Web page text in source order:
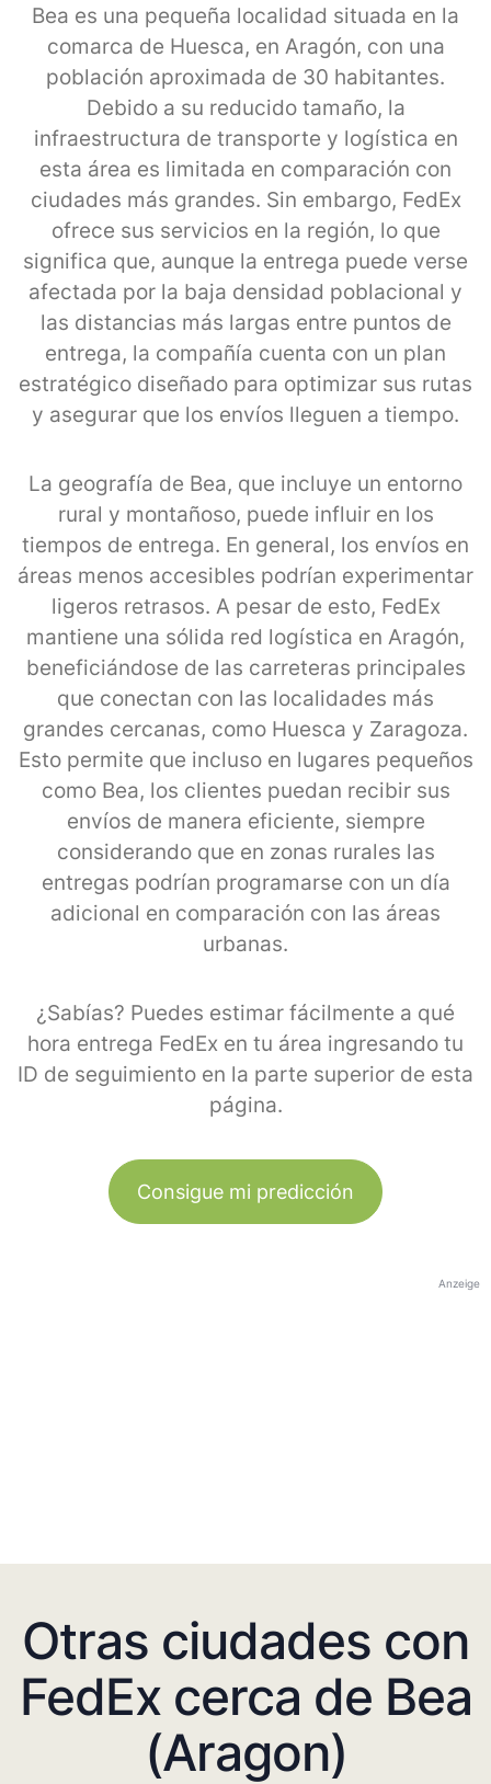
Bea es una pequeña localidad situada en la
comarca de Huesca, en Aragón, con una
población aproximada de 30 habitantes.
Debido a su reducido tamaño, la
infraestructura de transporte y logística en
esta área es limitada en comparación con
ciudades más grandes. Sin embargo, FedEx
ofrece sus servicios en la región, lo que
significa que, aunque la entrega puede verse
afectada por la baja densidad poblacional y
las distancias más largas entre puntos de
entrega, la compañía cuenta con un plan
estratégico diseñado para optimizar sus rutas
y asegurar que los envíos lleguen a tiempo.
La geografía de Bea, que incluye un entorno
rural y montañoso, puede influir en los
tiempos de entrega. En general, los envíos en
áreas menos accesibles podrían experimentar
ligeros retrasos. A pesar de esto, FedEx
mantiene una sólida red logística en Aragón,
beneficiándose de las carreteras principales
que conectan con las localidades más
grandes cercanas, como Huesca y Zaragoza.
Esto permite que incluso en lugares pequeños
como Bea, los clientes puedan recibir sus
envíos de manera eficiente, siempre
considerando que en zonas rurales las
entregas podrían programarse con un día
adicional en comparación con las áreas
urbanas.
¿Sabías? Puedes estimar fácilmente a qué
hora entrega FedEx en tu área ingresando tu
ID de seguimiento en la parte superior de esta
página.
Consigue mi predicción
Anzeige
Otras ciudades con
FedEx cerca de Bea
(Aragon)